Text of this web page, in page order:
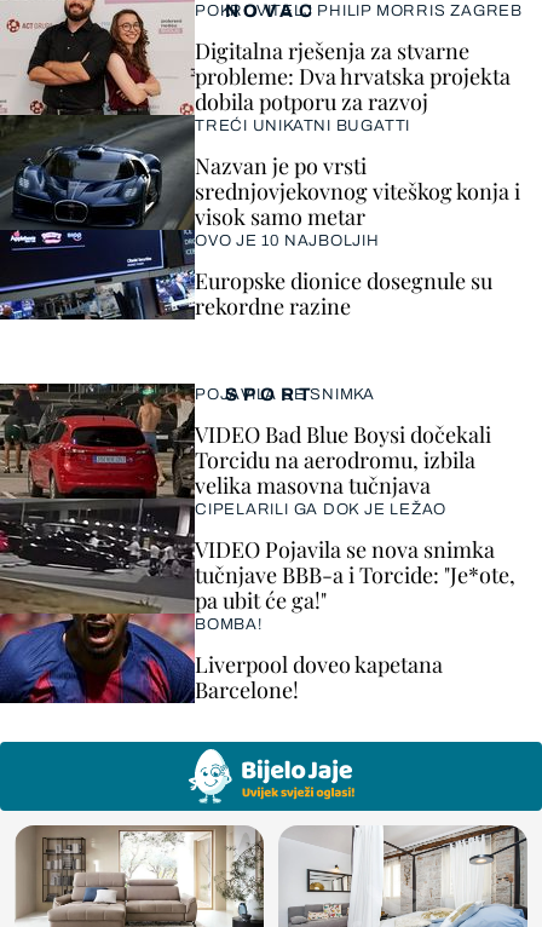
SPORT
POJAVILA SE SNIMKA
VIDEO Bad Blue Boysi dočekali
Torcidu na aerodromu, izbila
velika masovna tučnjava
CIPELARILI GA DOK JE LEŽAO
VIDEO Pojavila se nova snimka
tučnjave BBB-a i Torcide: "Je*ote,
pa ubit će ga!"
BOMBA!
Liverpool doveo kapetana
Barcelone!
NOVAC
POKROVITELJ PHILIP MORRIS ZAGREB
Digitalna rješenja za stvarne
probleme: Dva hrvatska projekta
dobila potporu za razvoj
TREĆI UNIKATNI BUGATTI
Nazvan je po vrsti
srednjovjekovnog viteškog konja i
visok samo metar
OVO JE 10 NAJBOLJIH
Europske dionice dosegnule su
rekordne razine